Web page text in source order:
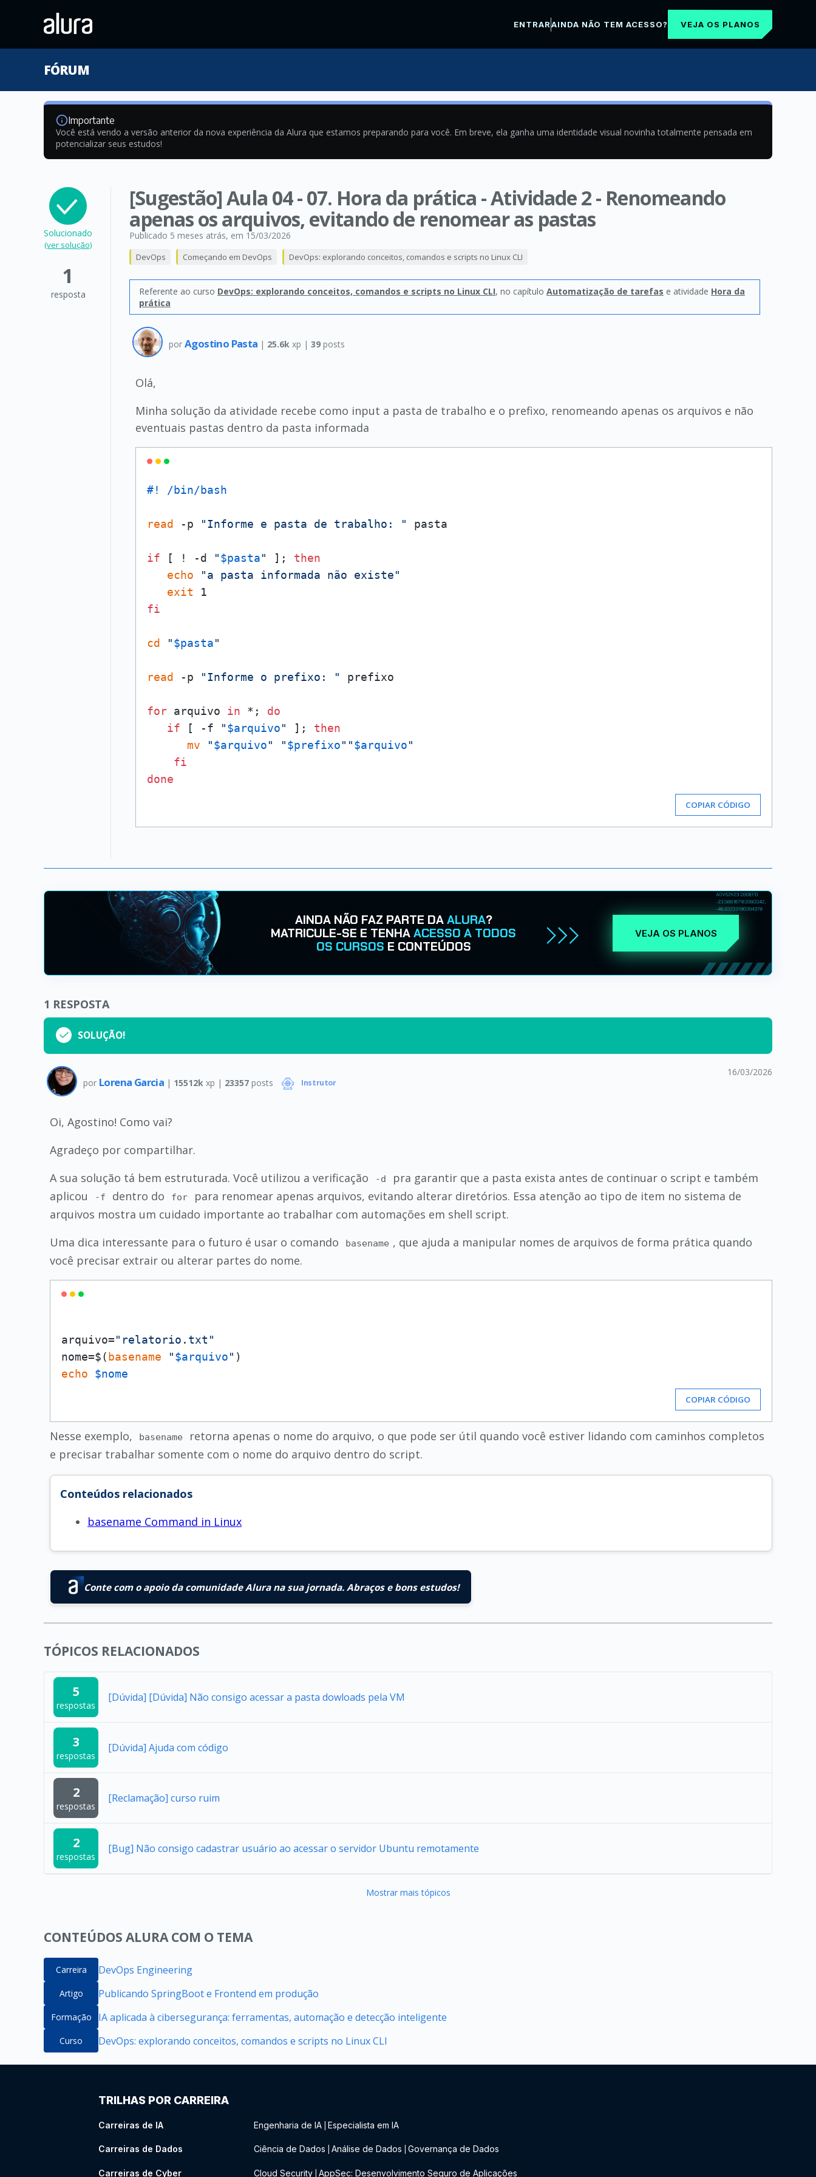
ENTRARAINDA NÃO TEM ACESSO? VEJA OS PLANOS
FÓRUM
Importante
Você está vendo a versão anterior da nova experiência da Alura que estamos preparando para você. Em breve, ela ganha uma identidade visual novinha totalmente pensada em
potencializar seus estudos!
Solucionado
(ver solução)
1
resposta
[Sugestão] Aula 04 - 07. Hora da prática - Atividade 2 - Renomeando
apenas os arquivos, evitando de renomear as pastas
Publicado 5 meses atrás, em 15/03/2026
DevOps Começando em DevOps DevOps: explorando conceitos, comandos e scripts no Linux CLI
Referente ao curso DevOps: explorando conceitos, comandos e scripts no Linux CLI, no capítulo Automatização de tarefas e atividade Hora da
prática
por Agostino Pasta | 25.6k xp | 39 posts
Olá,
Minha solução da atividade recebe como input a pasta de trabalho e o prefixo, renomeando apenas os arquivos e não
eventuais pastas dentro da pasta informada
#! /bin/bash
read -p "Informe e pasta de trabalho: " pasta
if [ ! -d "$pasta" ]; then
echo
"a pasta informada não existe"
exit
fi
cd "$pasta"
read -p "Informe o prefixo: " prefixo
for arquivo in *; do
if [ -f "$arquivo" ]; then
mv
"$arquivo" "$prefixo" "$arquivo"
fi
done
COPIAR CÓDIGO
AINDA NÃO FAZ PARTE DAALURA?
MATRICULE-SE E TENHAACESSO A TODOS
OS CURSOS E CONTEÚDOS
VEJA OS PLANOS
1 RESPOSTA
SOLUÇÃO!
por Lorena Garcia | 15512k xp | 23357posts Instrutor
16/03/2026
Oi, Agostino! Como vai?
Agradeço por compartilhar.
A sua solução tá bem estruturada. Você utilizou a verificação
-d
pra garantir que a pasta exista antes de continuar o script e também
aplicou
-f dentro do for
para renomear apenas arquivos, evitando alterar diretórios. Essa atenção ao tipo de item no sistema de
arquivos mostra um cuidado importante ao trabalhar com automações em shell script.
Uma dica interessante para o futuro é usar o comando
basename , que ajuda a manipular nomes de arquivos de forma prática quando
você precisar extrair ou alterar partes do nome.
arquivo="relatorio.txt"
nome=$( basename "$arquivo"
echo
$nome
COPIAR CÓDIGO
Nesse exemplo, basename
retorna apenas o nome do arquivo, o que pode ser útil quando você estiver lidando com caminhos completos
e precisar trabalhar somente com o nome do arquivo dentro do script.
Conteúdos relacionados
basename Command in Linux
Conte com o apoio da comunidade Alura na sua jornada. Abraços e bons estudos!
TÓPICOS RELACIONADOS
5
respostas
[Dúvida] [Dúvida] Não consigo acessar a pasta dowloads pela VM
3
respostas
[Dúvida] Ajuda com código
2
respostas
[Reclamação] curso ruim
2
respostas
[Bug] Não consigo cadastrar usuário ao acessar o servidor Ubuntu remotamente
Mostrar mais tópicos
CONTEÚDOS ALURA COM O TEMA
Carreira DevOps Engineering
Artigo Publicando SpringBoot e Frontend em produção
Formação IA aplicada à cibersegurança: ferramentas, automação e detecção inteligente
Curso DevOps: explorando conceitos, comandos e scripts no Linux CLI
TRILHAS POR CARREIRA
Carreiras de IA Engenharia de IA Especialista em IA
Carreiras de Dados Ciência de Dados Análise de Dados Governança de Dados
Carreiras de Cyber Cloud Security AppSec: Desenvolvimento Seguro de Aplicações